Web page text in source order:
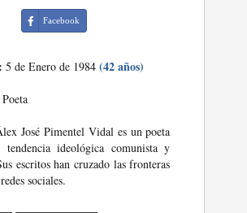
Facebook
5 de Enero de 1984(42 años)
Poeta
José Pimentel Vidal es un poeta
tendencia ideológica comunista y
escritos han cruzado las fronteras
sociales.